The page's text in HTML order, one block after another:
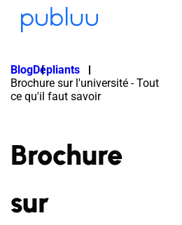
BlogDépliants
Brochure sur l'université - Tout
ce qu'il faut savoir
Brochure
sur